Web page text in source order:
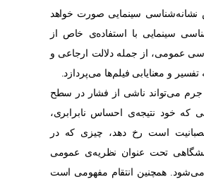
سینمایی صورت خواهد
سینمایی با استفاده‌‌ی خاص از
عمومی، از جمله دلالت ارجاعی و
و معنایابی فیلم‌‌ها می‌‌پردازد.
جرم می‌‌تواند ناشی از فشار در سطح
که خود نتیجه‌‌ی احساس نابرابری،
است رخ دهد، چیزی که در
تحت عنوان نظریه‌‌ی عمومی
می‌‌شود. همچنین انتقام مفهومی است